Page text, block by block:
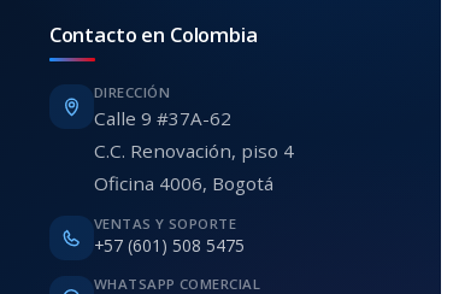
Contacto en Colombia
DIRECCIÓN
Calle 9 #37A-62
C.C. Renovación, piso 4
Oficina 4006, Bogotá
VENTAS Y SOPORTE
+57 (601) 508 5475
WHATSAPP COMERCIAL